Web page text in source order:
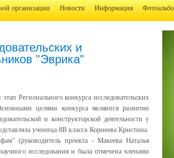
и
"Эврика"
Регионального конкурса исследовательских
целями конкурса являются развитие
и конструкторской деятельности у
ученица 8В класса Корнеева Кристина.
(руководитель проекта - Макеева Наталья
исследования и была отмечена членами
организации Новости Информация